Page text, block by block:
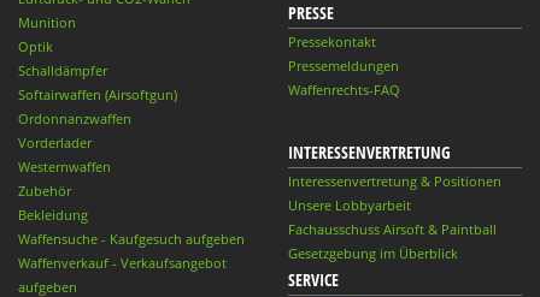
Munition
Optik
Schalldämpfer
Softairwaffen (Airsoftgun)
Ordonnanzwaffen
Vorderlader
Westernwaffen
Zubehör
Bekleidung
Waffensuche - Kaufgesuch aufgeben
Waffenverkauf - Verkaufsangebot
aufgeben
PRESSE
Pressekontakt
Pressemeldungen
Waffenrechts-FAQ
INTERESSENVERTRETUNG
Interessenvertretung & Positionen
Unsere Lobbyarbeit
Fachausschuss Airsoft & Paintball
Gesetzgebung im Überblick
SERVICE